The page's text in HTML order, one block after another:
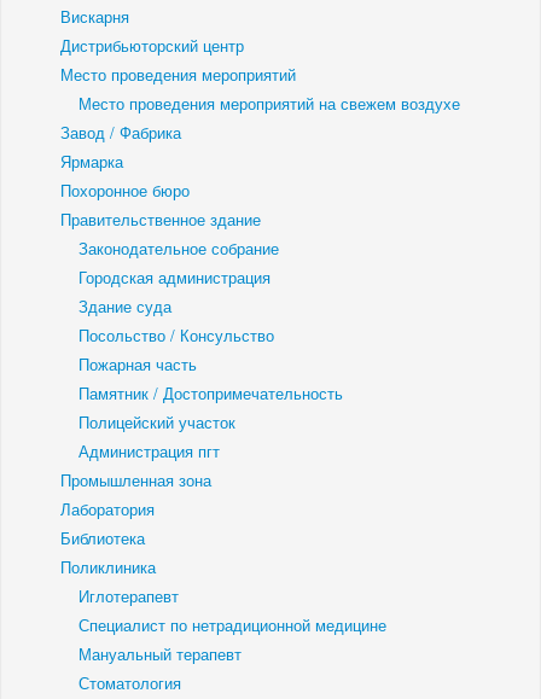
Вискарня
Дистрибьюторский центр
Место проведения мероприятий
Место проведения мероприятий на свежем воздухе
Завод / Фабрика
Ярмарка
Похоронное бюро
Правительственное здание
Законодательное собрание
Городская администрация
Здание суда
Посольство / Консульство
Пожарная часть
Памятник / Достопримечательность
Полицейский участок
Администрация пгт
Промышленная зона
Лаборатория
Библиотека
Поликлиника
Иглотерапевт
Специалист по нетрадиционной медицине
Мануальный терапевт
Стоматология